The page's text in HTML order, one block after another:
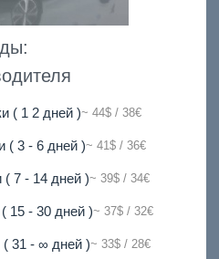
( 1 2 дней )~ 44$ / 38€
( 3 - 6 дней )~ 41$ / 36€
( 7 - 14 дней )~ 39$ / 34€
15 - 30 дней )~ 37$ / 32€
( 31 - ∞ дней )~ 33$ / 28€